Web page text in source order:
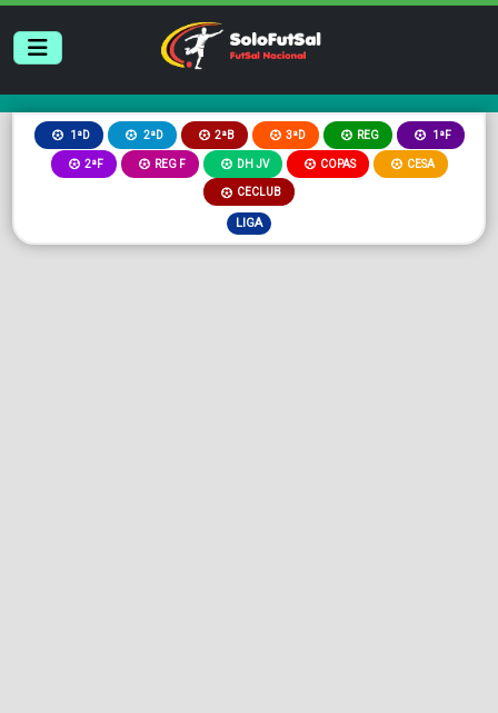
1ªD 2ªD 2ªB 3ªD REG 1ªF
2ªF REG F DH JV COPAS CESA
CECLUB
LIGA